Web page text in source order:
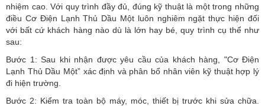
nhiệm cao. Với quy trình đầy đủ, đúng kỹ thuật là một trong những
điều Cơ Điện Lạnh Thủ Dầu Một luôn nghiêm ngặt thực hiện đối
với bất cứ khách hàng nào dù là lớn hay bé, quy trình cụ thể như
sau:
Bước 1: Sau khi nhận được yêu cầu của khách hàng, "Cơ Điện
Lạnh Thủ Dầu Một” xác định và phân bổ nhân viên kỹ thuật hợp lý
đi hiện trường.
Bước 2: Kiểm tra toàn bộ máy, móc, thiết bị trước khi sửa chữa.